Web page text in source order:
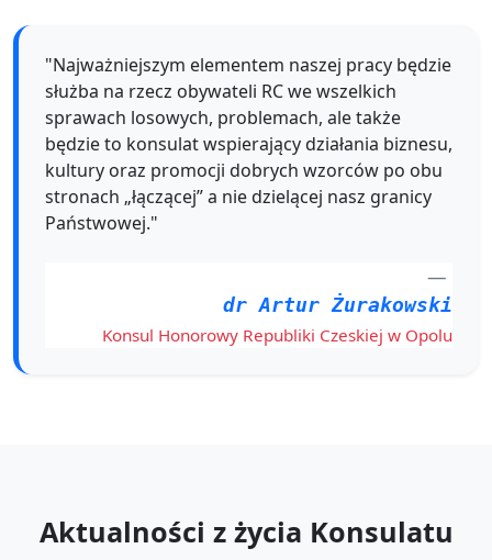
"Najważniejszym elementem naszej pracy będzie
służba na rzecz obywateli RC we wszelkich
sprawach losowych, problemach, ale także
będzie to konsulat wspierający działania biznesu,
kultury oraz promocji dobrych wzorców po obu
stronach „łączącej” a nie dzielącej nasz granicy
Państwowej."
dr Artur Żurakowski
Konsul Honorowy Republiki Czeskiej w Opolu
Aktualności z życia Konsulatu